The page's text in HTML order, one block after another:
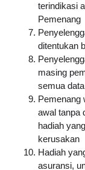
terindikasi
Pemenang
ditentukan
masing
semua
Pemenang
awal tanpa
hadiah
kerusakan
Hadiah
asuransi,